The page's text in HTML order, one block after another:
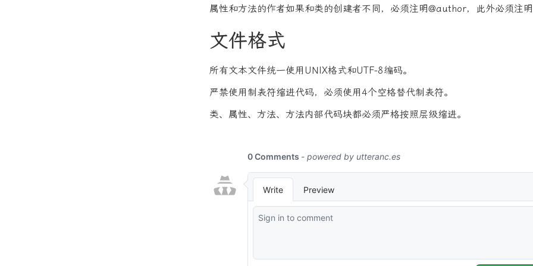
属性和方法的作者如果和类的创建者不同，必须注明@author，此外必须注明
文件格式
所有文本文件统一使用UNIX格式和UTF-8编码。
严禁使用制表符缩进代码，必须使用4个空格替代制表符。
类、属性、方法、方法内部代码块都必须严格按照层级缩进。